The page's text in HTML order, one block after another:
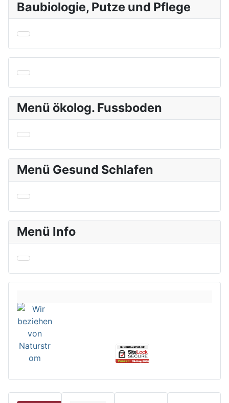
Baubiologie, Putze und Pflege
Menü ökolog. Fussboden
Menü Gesund Schlafen
Menü Info